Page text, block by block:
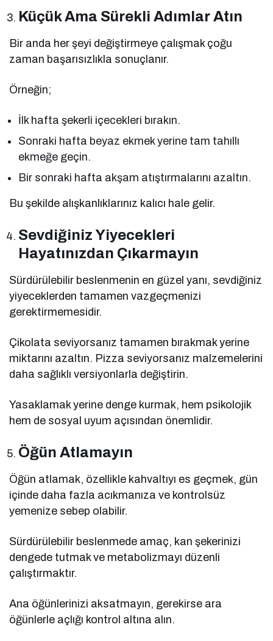
Küçük Ama Sürekli Adımlar Atın
Bir anda her şeyi değiştirmeye çalışmak çoğu
zaman başarısızlıkla sonuçlanır.
Örneğin;
İlk hafta şekerli içecekleri bırakın.
Sonraki hafta beyaz ekmek yerine tam tahıllı
ekmeğe geçin.
Bir sonraki hafta akşam atıştırmalarını azaltın.
Bu şekilde alışkanlıklarınız kalıcı hale gelir.
Sevdiğiniz Yiyecekleri
Hayatınızdan Çıkarmayın
Sürdürülebilir beslenmenin en güzel yanı, sevdiğiniz
yiyeceklerden tamamen vazgeçmenizi
gerektirmemesidir.
Çikolata seviyorsanız tamamen bırakmak yerine
miktarını azaltın. Pizza seviyorsanız malzemelerini
daha sağlıklı versiyonlarla değiştirin.
Yasaklamak yerine denge kurmak, hem psikolojik
hem de sosyal uyum açısından önemlidir.
Öğün Atlamayın
Öğün atlamak, özellikle kahvaltıyı es geçmek, gün
içinde daha fazla acıkmanıza ve kontrolsüz
yemenize sebep olabilir.
Sürdürülebilir beslenmede amaç, kan şekerinizi
dengede tutmak ve metabolizmayı düzenli
çalıştırmaktır.
Ana öğünlerinizi aksatmayın, gerekirse ara
öğünlerle açlığı kontrol altına alın.